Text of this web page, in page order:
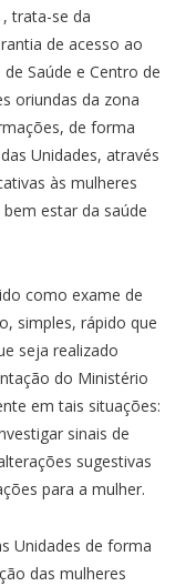
trata-se da
de acesso ao
Saúde e Centro de
oriundas da zona
de forma
Unidades, através
às mulheres
estar da saúde
como exame de
simples, rápido que
seja realizado
do Ministério
em tais situações:
sinais de
sugestivas
para a mulher.
Unidades de forma
das mulheres